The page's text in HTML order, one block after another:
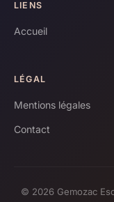
LIENS
Accueil
LÉGAL
Mentions légales
Contact
© 2026 Gemozac